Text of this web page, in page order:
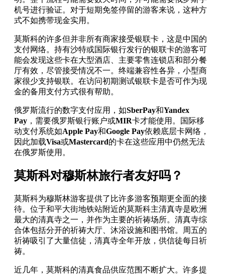
机号进行验证。对于短期免签停留的游客来说，这种方
式不如携带现金实用。
莫斯科的许多但并非所有商家接受银联卡，这是中国的
支付网络。持有沙特或国际银行发行的银联卡的游客可
能会发现这些卡在大型酒店、主要零售连锁店和部分餐
厅有效，尽管接受情况不一。终端兼容性各异，小型商
家很少支持银联。在访问初期测试银联卡是否可作为现
金的备用支付方式很有帮助。
俄罗斯流行的数字支付应用，如SberPay和Yandex
Pay ，需要俄罗斯银行账户或MIR卡才能使用。国际移
动支付系统如Apple Pay和Google Pay依赖底层卡网络，
因此加载Visa或Mastercard的卡在这些应用中仍然无法
在俄罗斯使用。
莫斯科对穆斯林旅行者友好吗？
莫斯科为穆斯林游客提供了比许多游客预期更全面的接
待。位于和平大街地铁站附近的莫斯科主清真寺是欧洲
最大的清真寺之一，并作为主要的祈祷场所。清真寺综
合体包括分开的祈祷大厅、沐浴设施和图书馆。周五的
祈祷吸引了大量信徒，清真寺全年开放，供信徒每日祈
祷。
近几年，莫斯科的清真食品供应范围不断扩大。许多提